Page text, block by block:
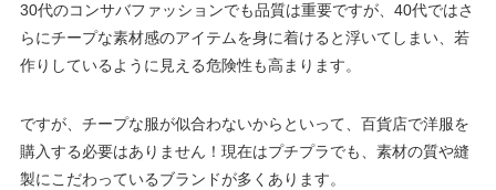
30代のコンサバファッションでも品質は重要ですが、40代ではさ
らにチープな素材感のアイテムを身に着けると浮いてしまい、若
作りしているように見える危険性も高まります。
ですが、チープな服が似合わないからといって、百貨店で洋服を
購入する必要はありません！現在はプチプラでも、素材の質や縫
製にこだわっているブランドが多くあります。